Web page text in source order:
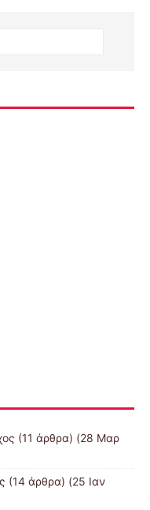
(11 άρθρα) (28 Μαρ
(14 άρθρα) (25 Ιαν